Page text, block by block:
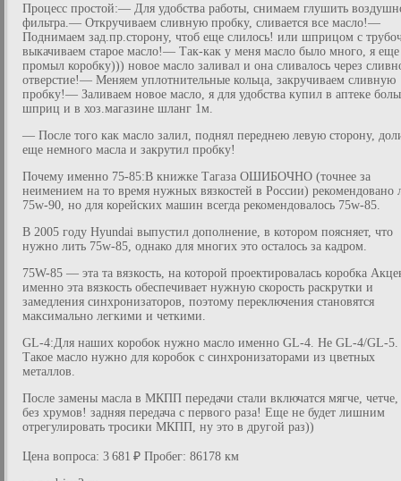
Процесс простой:— Для удобства работы, снимаем глушить
фильтра.— Откручиваем сливную пробку, сливается все масло!—
Поднимаем зад.пр.сторону, чтоб еще слилось! или шприцом с
выкачиваем старое масло!— Так-как у меня масло было много, я еще
промыл коробку))) новое масло заливал и она сливалось через
отверстие!— Меняем уплотнительные кольца, закручиваем сливную
пробку!— Заливаем новое масло, я для удобства купил в аптеке
шприц и в хоз.магазине шланг 1м.
— После того как масло залил, поднял переднею левую сторону,
еще немного масла и закрутил пробку!
Почему именно 75-85:В книжке Тагаза ОШИБОЧНО (точнее за
неимением на то время нужных вязкостей в России) рекомендовано
75w-90, но для корейских машин всегда рекомендовалось 75w-85.
В 2005 году Hyundai выпустил дополнение, в котором поясняет, что
нужно лить 75w-85, однако для многих это осталось за кадром.
75W-85 — эта та вязкость, на которой проектировалась коробка
именно эта вязкость обеспечивает нужную скорость раскрутки и
замедления синхронизаторов, поэтому переключения становятся
максимально легкими и четкими.
GL-4:Для наших коробок нужно масло именно GL-4. Не GL-4/GL-5.
Такое масло нужно для коробок с синхронизаторами из цветных
металлов.
После замены масла в МКПП передачи стали включатся мягче,
без хрумов! задняя передача с первого раза! Еще не будет лишним
отрегулировать тросики МКПП, ну это в другой раз))
Цена вопроса: 3 681 ₽ Пробег: 86178 км